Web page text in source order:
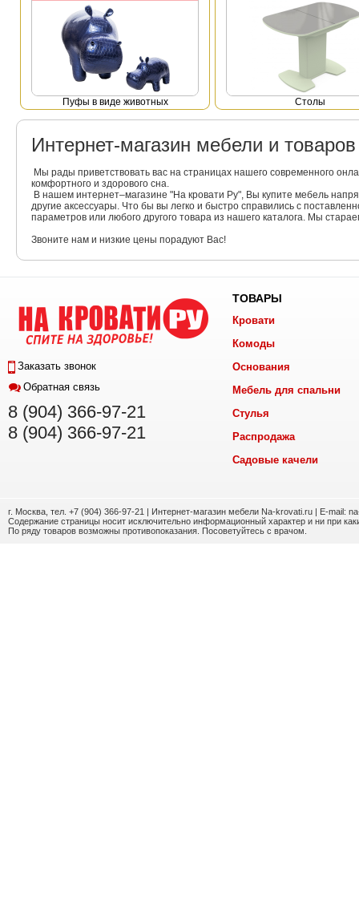
Пуфы в виде животных Столы
Интернет-магазин мебели и
Мы рады приветствовать вас на страницах нашего современного
комфортного и здорового сна.
В нашем интернет–магазине "На кровати Ру", Вы купите мебель
другие аксессуары. Что бы вы легко и быстро справились с
параметров или любого другого товара из нашего каталога. Мы
Звоните нам и низкие цены порадуют Вас!
Заказать звонок
Обратная связь
8 (904) 366-97-21
8 (904) 366-97-21
ТОВАРЫ
Кровати
Комоды
Основания
Мебель для спальни
Стулья
Распродажа
Садовые качели
г. Москва, тел. +7 (904) 366-97-21 | Интернет-магазин мебели Na-krovati.ru | E-mail:
Содержание страницы носит исключительно информационный характер и ни при
По ряду товаров возможны противопоказания. Посоветуйтесь с врачом.